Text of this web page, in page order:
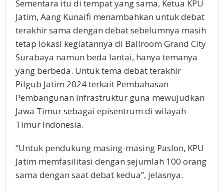
Sementara itu di tempat yang sama, Ketua KPU
Jatim, Aang Kunaifi menambahkan untuk debat
terakhir sama dengan debat sebelumnya masih
tetap lokasi kegiatannya di Ballroom Grand City
Surabaya namun beda lantai, hanya temanya
yang berbeda. Untuk tema debat terakhir
Pilgub Jatim 2024 terkait Pembahasan
Pembangunan Infrastruktur guna mewujudkan
Jawa Timur sebagai episentrum di wilayah
Timur Indonesia.
“Untuk pendukung masing-masing Paslon, KPU
Jatim memfasilitasi dengan sejumlah 100 orang
sama dengan saat debat kedua”, jelasnya.